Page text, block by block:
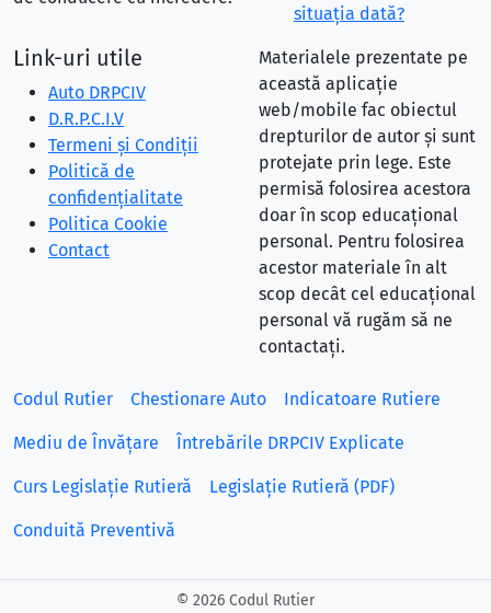
situaţia dată?
Link-uri utile
Auto DRPCIV
D.R.P.C.I.V
Termeni și Condiții
Politică de
confidențialitate
Politica Cookie
Contact
Materialele prezentate pe
această aplicație
web/mobile fac obiectul
drepturilor de autor și sunt
protejate prin lege. Este
permisă folosirea acestora
doar în scop educațional
personal. Pentru folosirea
acestor materiale în alt
scop decât cel educațional
personal vă rugăm să ne
contactați.
Codul Rutier Chestionare Auto Indicatoare Rutiere
Mediu de Învățare Întrebările DRPCIV Explicate
Curs Legislație Rutieră Legislație Rutieră (PDF)
Conduită Preventivă
© 2026 Codul Rutier